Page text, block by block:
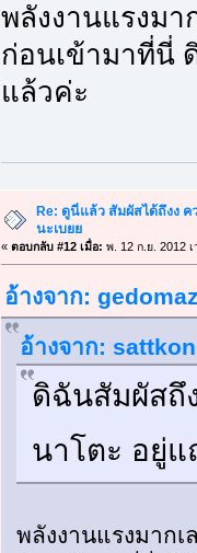
พลังงานแรงม
ก่อนเข้ามาที่นี่
แล้วค่ะ
Re: ดูนี่แล้ว สัมผัสได้ถึงง
นะเบยย
« ตอบกลับ #12 เมื่อ: พ. 12 ก.ย. 2012
อ้างจาก:
อ้างจาก:
ดิฉันสัมผัสถึ
นาโตะ อยู่แ
พลังงานแรงมาก